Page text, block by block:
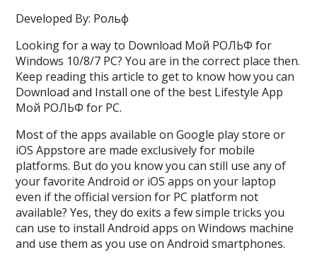
Developed By: Рольф
Looking for a way to Download Мой РОЛЬФ for
Windows 10/8/7 PC? You are in the correct place then.
Keep reading this article to get to know how you can
Download and Install one of the best Lifestyle App
Мой РОЛЬФ for PC.
Most of the apps available on Google play store or
iOS Appstore are made exclusively for mobile
platforms. But do you know you can still use any of
your favorite Android or iOS apps on your laptop
even if the official version for PC platform not
available? Yes, they do exits a few simple tricks you
can use to install Android apps on Windows machine
and use them as you use on Android smartphones.